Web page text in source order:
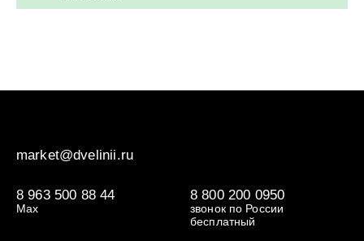
market@dvelinii.ru
8 800 200 0950
звонок по России
бесплатный
8 963 500 88 44
Max